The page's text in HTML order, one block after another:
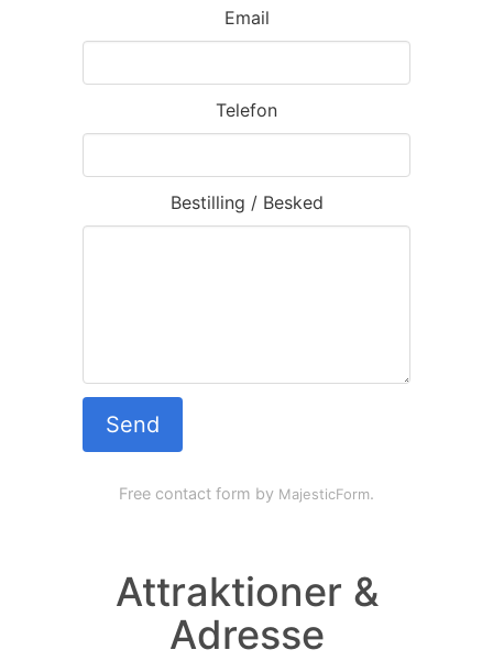
Email
Telefon
Bestilling / Besked
Send
Free contact form by MajesticForm.
Attraktioner &
Adresse